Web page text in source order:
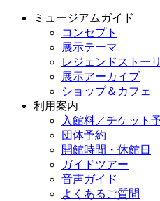
ミュージアムガイド
コンセプト
展示テーマ
レジェンドストー
展示アーカイブ
ショップ＆カフェ
利用案内
入館料／チケット
団体予約
開館時間・休館日
ガイドツアー
音声ガイド
よくあるご質問